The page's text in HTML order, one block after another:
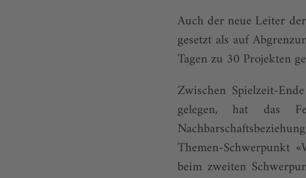
Auch der neue Leiter
gesetzt als auf
Tagen zu 30 Projekten
Zwischen Spielzeit-
gelegen, hat das
Themen-Schwerpunkt
beim zweiten